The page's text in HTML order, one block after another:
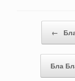
Post navigation
←
Бла